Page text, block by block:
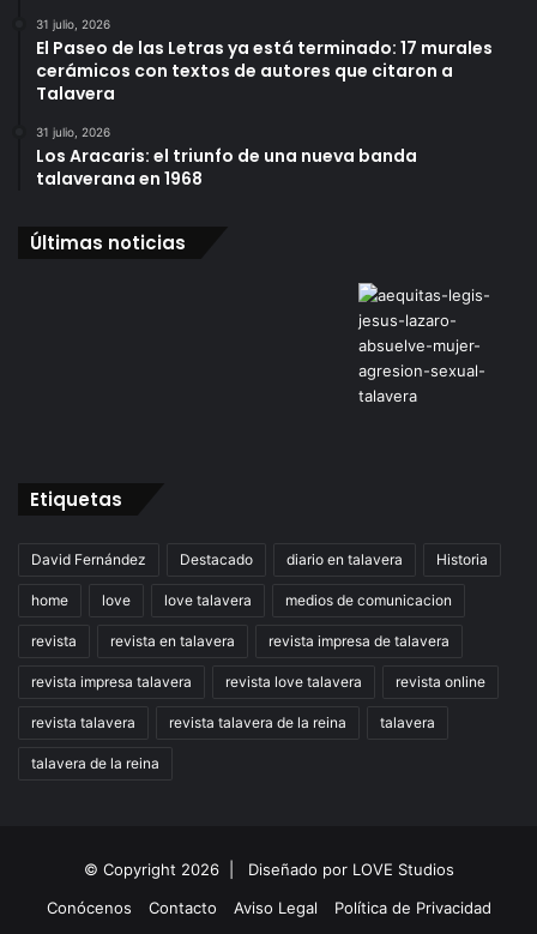
31 julio, 2026
El Paseo de las Letras ya está terminado: 17 murales
cerámicos con textos de autores que citaron a
Talavera
31 julio, 2026
Los Aracaris: el triunfo de una nueva banda
talaverana en 1968
Últimas noticias
Etiquetas
David Fernández Destacado diario en talavera Historia
home love love talavera medios de comunicacion
revista revista en talavera revista impresa de talavera
revista impresa talavera revista love talavera revista online
revista talavera revista talavera de la reina talavera
talavera de la reina
© Copyright 2026 | Diseñado por LOVE Studios
Conócenos
Contacto Aviso Legal Política de Privacidad